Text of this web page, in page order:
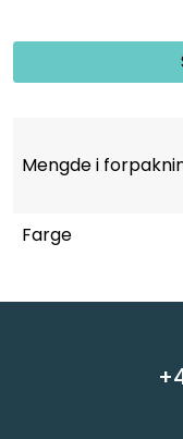
Mengde i
Farge